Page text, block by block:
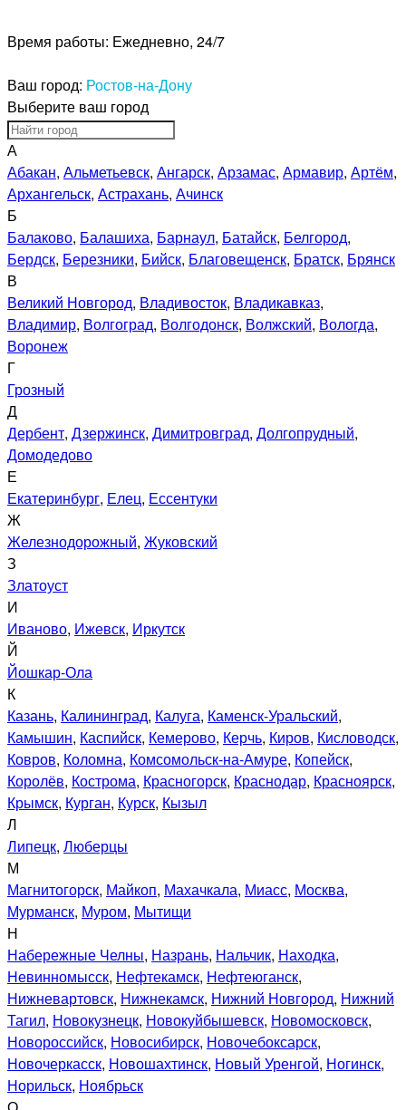
Время работы: Ежедневно, 24/7
Ваш город: Ростов-на-Дону
Выберите ваш город
А
Абакан, Альметьевск, Ангарск, Арзамас, Армавир, Артём,
Архангельск, Астрахань, Ачинск
Б
Балаково, Балашиха, Барнаул, Батайск, Белгород,
Бердск, Березники, Бийск, Благовещенск, Братск, Брянск
В
Великий Новгород, Владивосток, Владикавказ,
Владимир, Волгоград, Волгодонск, Волжский, Вологда,
Воронеж
Г
Грозный
Д
Дербент, Дзержинск, Димитровград, Долгопрудный,
Домодедово
Е
Екатеринбург, Елец, Ессентуки
Ж
Железнодорожный, Жуковский
З
Златоуст
И
Иваново, Ижевск, Иркутск
Й
Йошкар-Ола
К
Казань, Калининград, Калуга, Каменск-Уральский,
Камышин, Каспийск, Кемерово, Керчь, Киров, Кисловодск,
Ковров, Коломна, Комсомольск-на-Амуре, Копейск,
Королёв, Кострома, Красногорск, Краснодар, Красноярск,
Крымск, Курган, Курск, Кызыл
Л
Липецк, Люберцы
М
Магнитогорск, Майкоп, Махачкала, Миасс, Москва,
Мурманск, Муром, Мытищи
Н
Набережные Челны, Назрань, Нальчик, Находка,
Невинномысск, Нефтекамск, Нефтеюганск,
Нижневартовск, Нижнекамск, Нижний Новгород, Нижний
Тагил, Новокузнецк, Новокуйбышевск, Новомосковск,
Новороссийск, Новосибирск, Новочебоксарск,
Новочеркасск, Новошахтинск, Новый Уренгой, Ногинск,
Норильск, Ноябрьск